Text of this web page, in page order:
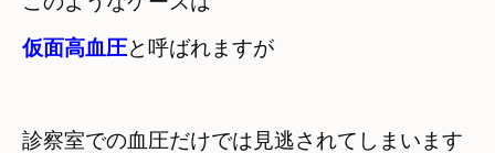
仮面高血圧
診察室での血圧だけでは見逃されてしまいます